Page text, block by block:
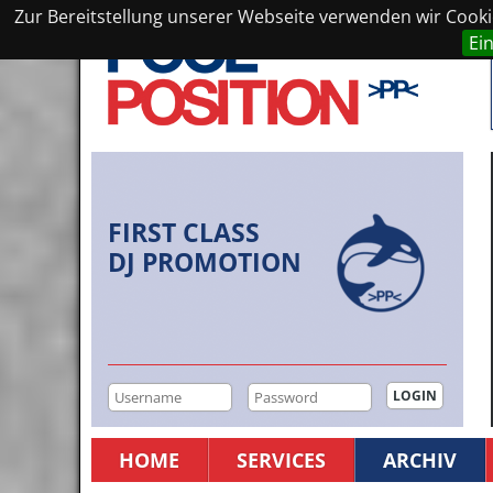
Zur Bereitstellung unserer Webseite verwenden wir
FIRST CLASS
DJ PROMOTION
HOME SERVICES ARCHIV